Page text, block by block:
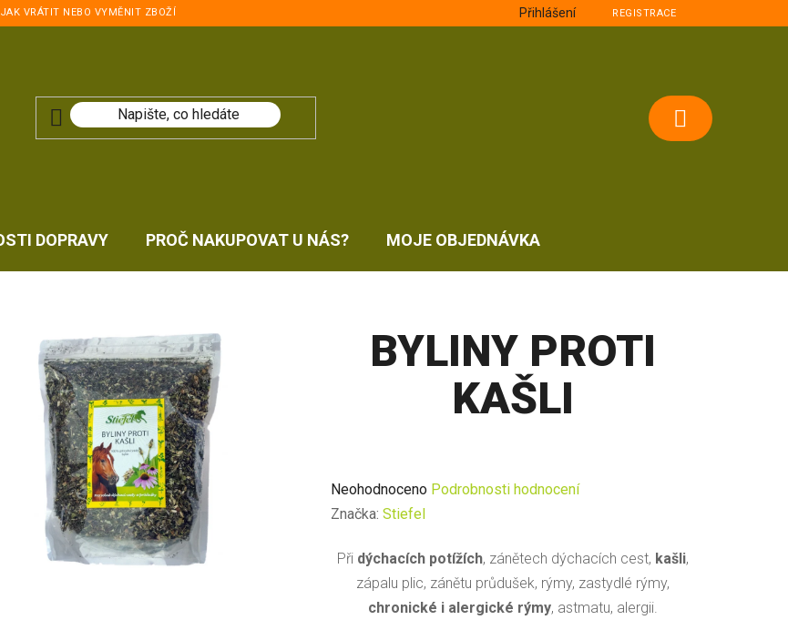
JAK VRÁTIT NEBO VYMĚNIT ZBOŽÍ Přihlášení REGISTRACE
NÁKUPNÍ
DOPRAVY PROČ NAKUPOVAT U NÁS? MOJE OBJEDNÁVKA
BYLINY PROTI
KAŠLI
Průměrné
hodnocení
je
Neohodnoceno Podrobnosti hodnocení
Značka: Stiefel
Při dýchacích potížích, zánětech dýchacích cest, kašli,
zápalu plic, zánětu průdušek, rýmy, zastydlé rýmy,
chronické i alergické rýmy, astmatu, alergii.